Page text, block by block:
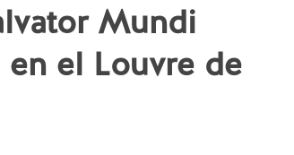
Mundi
el Louvre de